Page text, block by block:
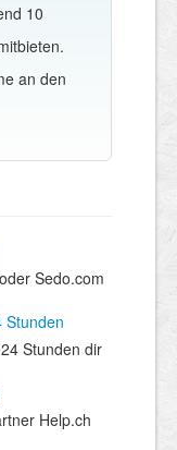
10
an den
Sedo.com
Stunden dir
Help.ch